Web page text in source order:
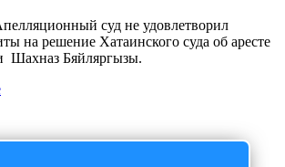
суд не удовлетворил
на решение Хатаинского суда об аресте
Шахназ Бяйляргызы.